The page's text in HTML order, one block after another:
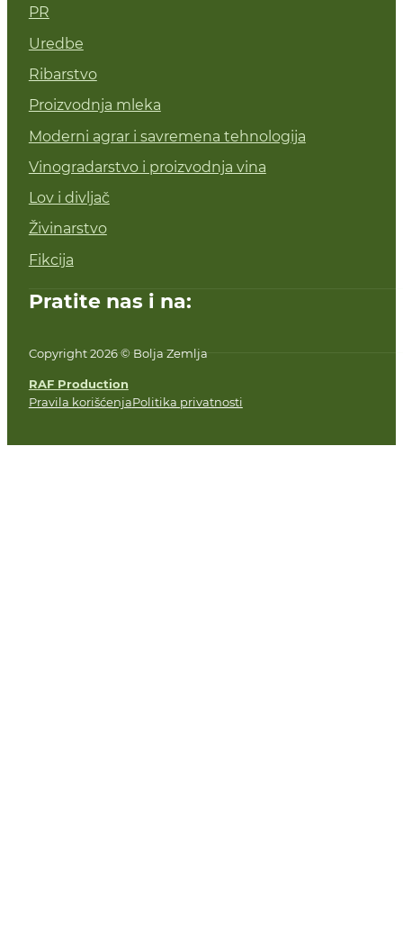
PR
Uredbe
Ribarstvo
Proizvodnja mleka
Moderni agrar i savremena tehnologija
Vinogradarstvo i proizvodnja vina
Lov i divljač
Živinarstvo
Fikcija
Pratite nas i na:
Copyright 2026 © Bolja Zemlja
RAF Production
Pravila korišćenjaPolitika privatnosti